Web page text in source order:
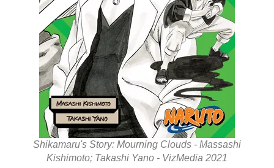
Shikamaru's Story: Mourning Clouds - Massashi
Kishimoto; Takashi Yano - VizMedia 2021